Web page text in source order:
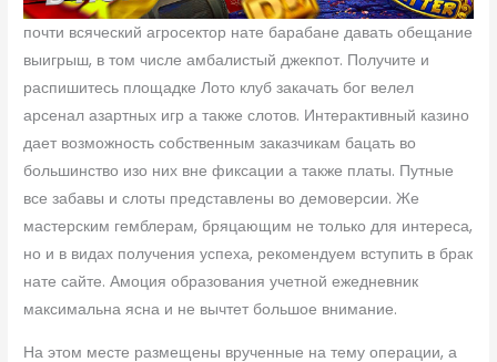
почти всяческий агросектор нате барабане давать обещание
выигрыш, в том числе амбалистый джекпот. Получите и
распишитесь площадке Лото клуб закачать бог велел
арсенал азартных игр а также слотов. Интерактивный казино
дает возможность собственным заказчикам бацать во
большинство изо них вне фиксации а также платы. Путные
все забавы и слоты представлены во демоверсии. Же
мастерским гемблерам, бряцающим не только для интереса,
но и в видах получения успеха, рекомендуем вступить в брак
нате сайте. Амоция образования учетной ежедневник
максимальна ясна и не вычтет большое внимание.
На этом месте размещены врученные на тему операции, а